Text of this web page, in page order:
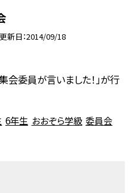
更新日 2014/09/18
集会委員が言いました！」が行
6年生 おおぞら学級 委員会